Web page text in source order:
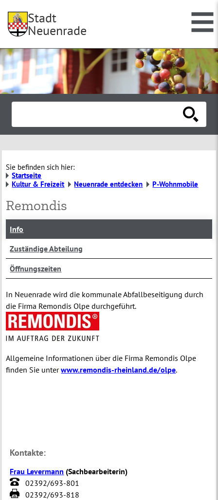
Stadt
Neuenrade
Sie befinden sich hier:
Startseite
Kultur & Freizeit
Neuenrade entdecken P-Wohnmobile
Remondis
Info
Zuständige Abteilung
Öffnungszeiten
In Neuenrade wird die kommunale Abfallbeseitigung durch
die Firma Remondis Olpe durchgeführt.
Allgemeine Informationen über die Firma Remondis Olpe
finden Sie unterwww.remondis-rheinland.de/olpe.
Kontakte:
Frau Levermann (Sachbearbeiterin)
02392/693-801
02392/693-818